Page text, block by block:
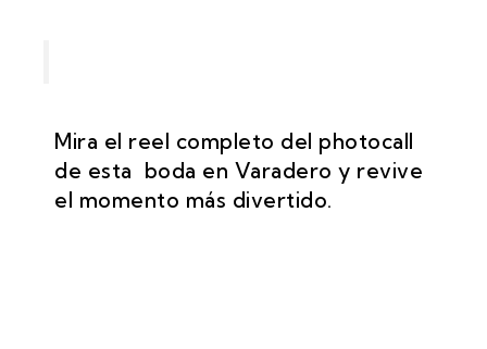
Mira el reel completo del photocall
de esta boda en Varadero y revive
el momento más divertido.